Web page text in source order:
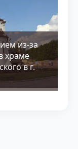
из-за
храме
в г.